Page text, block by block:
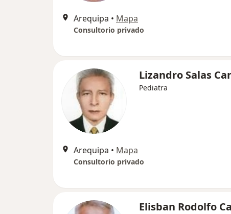
Arequipa • Mapa
Consultorio privado
Lizandro Salas
Pediatra
Arequipa • Mapa
Consultorio privado
Elisban Rodolfo